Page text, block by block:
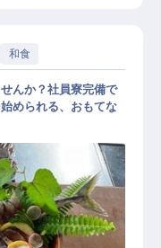
和食
んか？社員寮完備で
められる、おもてな